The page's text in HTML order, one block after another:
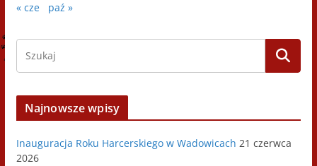
« cze paź »
Najnowsze wpisy
Inauguracja Roku Harcerskiego w Wadowicach 21 czerwca
2026